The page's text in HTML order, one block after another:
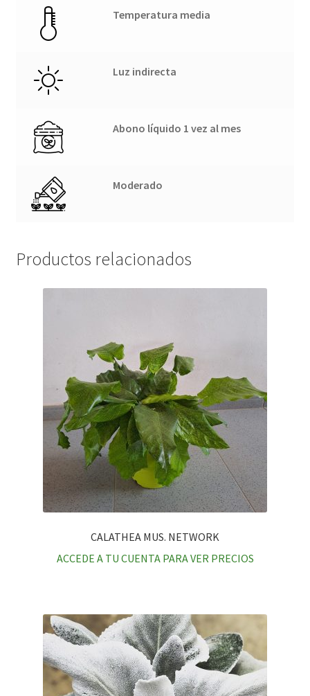
Temperatura media
Luz indirecta
Abono líquido 1 vez al mes
Moderado
Productos relacionados
CALATHEA MUS. NETWORK
ACCEDE A TU CUENTA PARA VER PRECIOS